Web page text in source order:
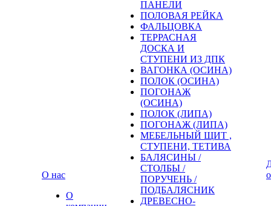
О нас
О
ПАНЕЛИ
ПОЛОВАЯ РЕЙКА
ФАЛЬЦОВКА
ТЕРРАСНАЯ
ДОСКА И
СТУПЕНИ ИЗ ДПК
ВАГОНКА (ОСИНА)
ПОЛОК (ОСИНА)
ПОГОНАЖ
(ОСИНА)
ПОЛОК (ЛИПА)
ПОГОНАЖ (ЛИПА)
МЕБЕЛЬНЫЙ ЩИТ ,
СТУПЕНИ, ТЕТИВА
БАЛЯСИНЫ /
СТОЛБЫ /
ПОРУЧЕНЬ /
ПОДБАЛЯСНИК
ДРЕВЕСНО-